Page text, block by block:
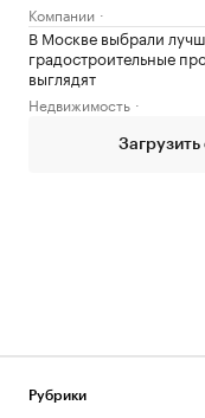
Компании
В Москве выбрали
градостроительные
выглядят
Недвижимость
Рубрики